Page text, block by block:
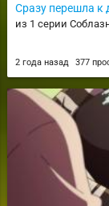
Сразу перешла к
из 1 серии
2 года назад 377